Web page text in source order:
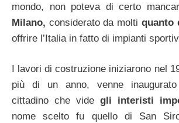
mondo, non poteva di certo
Milano, considerato da molti quanto
offrire l’Italia in fatto di impianti
I lavori di costruzione iniziarono nel
più di un anno, venne
cittadino che vide gli interisti
nome scelto fu quello di San